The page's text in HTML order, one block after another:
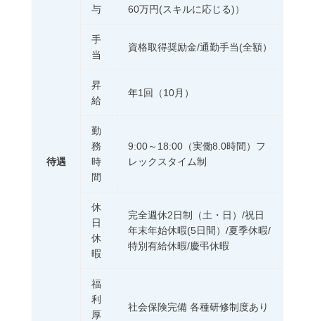
待遇
与
60万円(スキルに応じる)）
手
当
資格取得奨励金/通勤手当(全額）
昇
給
年1回（10月）
勤
務
時
間
9:00～18:00（実働8.0時間）フ
レックスタイム制
休
日
休
暇
完全週休2日制（土・日）/祝日
年末年始休暇(5日間）/夏季休暇/
特別有給休暇/慶弔休暇
福
利
厚
社会保険完備 各種研修制度あり